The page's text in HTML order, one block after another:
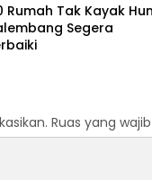
Rumah Tak Kayak
Segera
Ruas yang